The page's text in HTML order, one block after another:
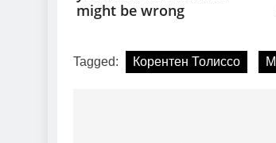
Tagged: Корентен Толиссо